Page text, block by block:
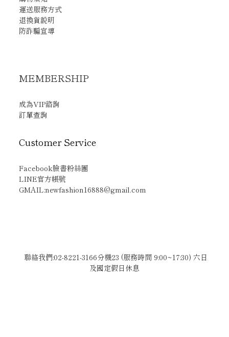
運送服務方式
退換貨說明
防詐騙宣導
MEMBERSHIP
成為VIP諮詢
訂單查詢
Customer Service
Facebook臉書粉絲團
LINE官方帳號
GMAIL:newfashion16888@gmail.com
聯絡我們:02-8221-3166分機23 (服務時間 9:00~17:30) 六日
及國定假日休息